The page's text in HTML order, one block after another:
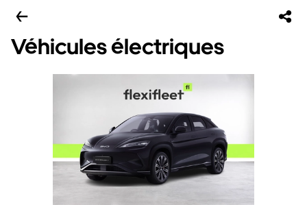
Véhicules électriques